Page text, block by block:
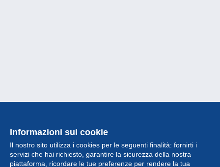
Informazioni sui cookie
Il nostro sito utilizza i cookies per le seguenti finalità: fornirti i
servizi che hai richiesto, garantire la sicurezza della nostra
piattaforma, ricordare le tue preferenze per rendere la tua